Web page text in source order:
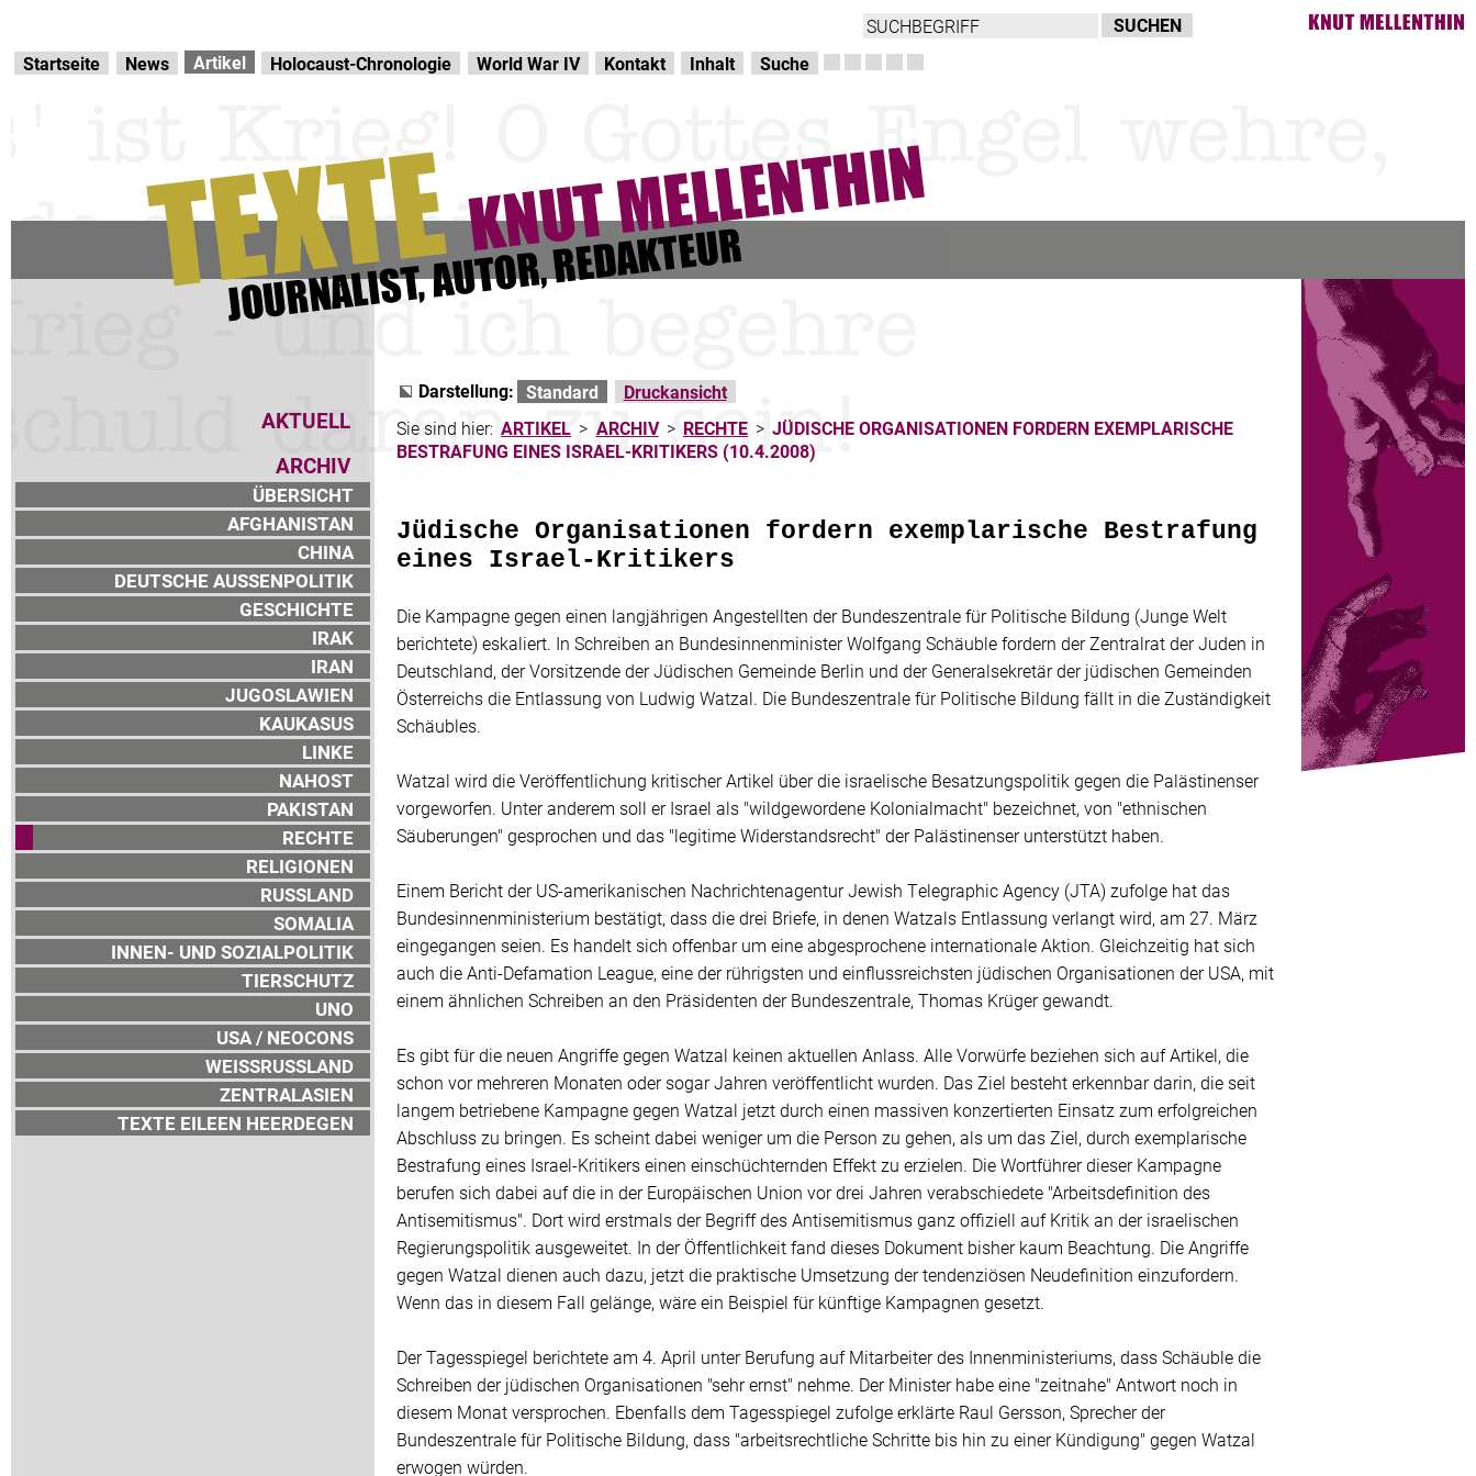
Startseite
News Artikel Holocaust-Chronologie World War IV Kontakt Inhalt Suche
AKTUELL
ARCHIV
ÜBERSICHT
AFGHANISTAN
CHINA
DEUTSCHE AUSSENPOLITIK
GESCHICHTE
IRAK
IRAN
JUGOSLAWIEN
KAUKASUS
LINKE
NAHOST
PAKISTAN
RECHTE
RELIGIONEN
RUSSLAND
SOMALIA
INNEN- UND SOZIALPOLITIK
TIERSCHUTZ
UNO
USA / NEOCONS
WEISSRUSSLAND
ZENTRALASIEN
TEXTE EILEEN HEERDEGEN
Darstellung: Standard
Druckansicht
Sie sind hier: ARTIKEL > ARCHIV > RECHTE > JÜDISCHE ORGANISATIONEN FORDERN EXEMPLARISCHE
BESTRAFUNG EINES ISRAEL-KRITIKERS (10.4.2008)
Jüdische Organisationen fordern exemplarische Bestrafung
eines Israel-Kritikers
Die Kampagne gegen einen langjährigen Angestellten der Bundeszentrale für Politische Bildung (Junge Welt
berichtete) eskaliert. In Schreiben an Bundesinnenminister Wolfgang Schäuble fordern der Zentralrat der Juden in
Deutschland, der Vorsitzende der Jüdischen Gemeinde Berlin und der Generalsekretär der jüdischen Gemeinden
Österreichs die Entlassung von Ludwig Watzal. Die Bundeszentrale für Politische Bildung fällt in die Zuständigkeit
Schäubles.
Watzal wird die Veröffentlichung kritischer Artikel über die israelische Besatzungspolitik gegen die Palästinenser
vorgeworfen. Unter anderem soll er Israel als "wildgewordene Kolonialmacht" bezeichnet, von "ethnischen
Säuberungen" gesprochen und das "legitime Widerstandsrecht" der Palästinenser unterstützt haben.
Einem Bericht der US-amerikanischen Nachrichtenagentur Jewish Telegraphic Agency (JTA) zufolge hat das
Bundesinnenministerium bestätigt, dass die drei Briefe, in denen Watzals Entlassung verlangt wird, am 27. März
eingegangen seien. Es handelt sich offenbar um eine abgesprochene internationale Aktion. Gleichzeitig hat sich
auch die Anti-Defamation League, eine der rührigsten und einflussreichsten jüdischen Organisationen der USA, mit
einem ähnlichen Schreiben an den Präsidenten der Bundeszentrale, Thomas Krüger gewandt.
Es gibt für die neuen Angriffe gegen Watzal keinen aktuellen Anlass. Alle Vorwürfe beziehen sich auf Artikel, die
schon vor mehreren Monaten oder sogar Jahren veröffentlicht wurden. Das Ziel besteht erkennbar darin, die seit
langem betriebene Kampagne gegen Watzal jetzt durch einen massiven konzertierten Einsatz zum erfolgreichen
Abschluss zu bringen. Es scheint dabei weniger um die Person zu gehen, als um das Ziel, durch exemplarische
Bestrafung eines Israel-Kritikers einen einschüchternden Effekt zu erzielen. Die Wortführer dieser Kampagne
berufen sich dabei auf die in der Europäischen Union vor drei Jahren verabschiedete "Arbeitsdefinition des
Antisemitismus". Dort wird erstmals der Begriff des Antisemitismus ganz offiziell auf Kritik an der israelischen
Regierungspolitik ausgeweitet. In der Öffentlichkeit fand dieses Dokument bisher kaum Beachtung. Die Angriffe
gegen Watzal dienen auch dazu, jetzt die praktische Umsetzung der tendenziösen Neudefinition einzufordern.
Wenn das in diesem Fall gelänge, wäre ein Beispiel für künftige Kampagnen gesetzt.
Der Tagesspiegel berichtete am 4. April unter Berufung auf Mitarbeiter des Innenministeriums, dass Schäuble die
Schreiben der jüdischen Organisationen "sehr ernst" nehme. Der Minister habe eine "zeitnahe" Antwort noch in
diesem Monat versprochen. Ebenfalls dem Tagesspiegel zufolge erklärte Raul Gersson, Sprecher der
Bundeszentrale für Politische Bildung, dass "arbeitsrechtliche Schritte bis hin zu einer Kündigung" gegen Watzal
erwogen würden.